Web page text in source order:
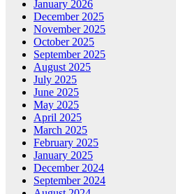
January 2026
December 2025
November 2025
October 2025
September 2025
August 2025
July 2025
June 2025
May 2025
April 2025
March 2025
February 2025
January 2025
December 2024
September 2024